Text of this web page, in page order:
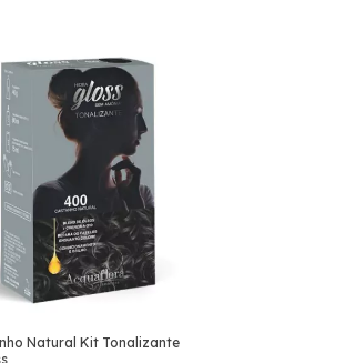
Natural Kit Tonalizante